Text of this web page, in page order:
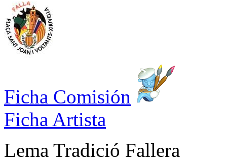
Ficha Comisión
Ficha Artista
Lema Tradició Fallera